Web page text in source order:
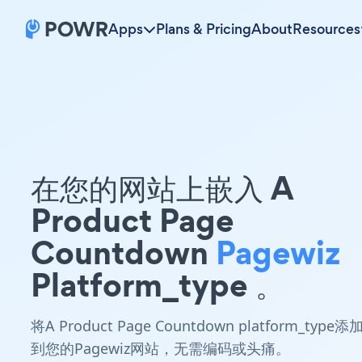
Apps Plans & PricingAboutResources
在您的网站上嵌入 A
Product Page
CountdownPagewiz
Platform_type 。
将A Product Page Countdown platform_type添
到您的Pagewiz网站，无需编码或头痛。